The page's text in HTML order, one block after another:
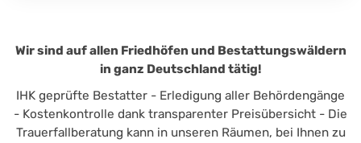
Wir sind auf allen Friedhöfen und Bestattungswäldern
in ganz Deutschland tätig!
IHK geprüfte Bestatter - Erledigung aller Behördengänge
- Kostenkontrolle dank transparenter Preisübersicht - Die
Trauerfallberatung kann in unseren Räumen, bei Ihnen zu